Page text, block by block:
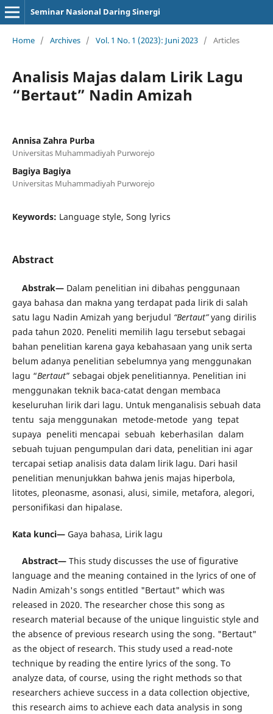
Seminar Nasional Daring Sinergi
Home / Archives / Vol. 1 No. 1 (2023): Juni 2023 / Articles
Analisis Majas dalam Lirik Lagu
“Bertaut” Nadin Amizah
Annisa Zahra Purba
Universitas Muhammadiyah Purworejo
Bagiya Bagiya
Universitas Muhammadiyah Purworejo
Keywords: Language style, Song lyrics
Abstract
Abstrak—Dalam penelitian ini dibahas penggunaan
gaya bahasa dan makna yang terdapat pada lirik di salah
satu lagu Nadin Amizah yang berjudul “Bertaut”yang dirilis
pada tahun 2020. Peneliti memilih lagu tersebut sebagai
bahan penelitian karena gaya kebahasaan yang unik serta
belum adanya penelitian sebelumnya yang menggunakan
lagu “Bertaut” sebagai objek penelitiannya. Penelitian ini
menggunakan teknik baca-catat dengan membaca
keseluruhan lirik dari lagu. Untuk menganalisis sebuah data
tentu saja menggunakan metode-metode yang tepat
supaya peneliti mencapai sebuah keberhasilan dalam
sebuah tujuan pengumpulan dari data, penelitian ini agar
tercapai setiap analisis data dalam lirik lagu. Dari hasil
penelitian menunjukkan bahwa jenis majas hiperbola,
litotes, pleonasme, asonasi, alusi, simile, metafora, alegori,
personifikasi dan hipalase.
Kata kunci—Gaya bahasa, Lirik lagu
Abstract— This study discusses the use of figurative
language and the meaning contained in the lyrics of one of
Nadin Amizah's songs entitled "Bertaut" which was
released in 2020. The researcher chose this song as
research material because of the unique linguistic style and
the absence of previous research using the song. "Bertaut"
as the object of research. This study used a read-note
technique by reading the entire lyrics of the song. To
analyze data, of course, using the right methods so that
researchers achieve success in a data collection objective,
this research aims to achieve each data analysis in song